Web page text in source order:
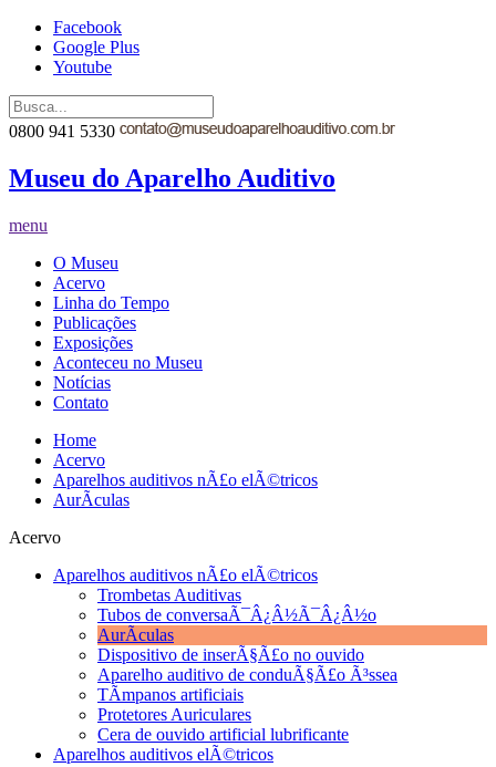
Facebook
Google Plus
Youtube
0800 941 5330
Museu do Aparelho Auditivo
menu
O Museu
Acervo
Linha do Tempo
Publicações
Exposições
Aconteceu no Museu
Notícias
Contato
Home
Acervo
Aparelhos auditivos nÃ£o elÃ©tricos
AurÃ­culas
Acervo
Aparelhos auditivos nÃ£o elÃ©tricos
Trombetas Auditivas
Tubos de conversaÃ¯Â¿Â½Ã¯Â¿Â½o
AurÃ­culas
Dispositivo de inserÃ§Ã£o no ouvido
Aparelho auditivo de conduÃ§Ã£o Ã³ssea
TÃ­mpanos artificiais
Protetores Auriculares
Cera de ouvido artificial lubrificante
Aparelhos auditivos elÃ©tricos